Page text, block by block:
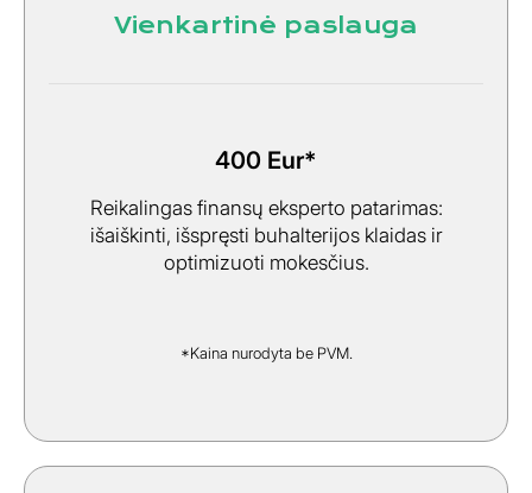
Vienkartinė paslauga
400 Eur*
Reikalingas finansų eksperto patarimas:
išaiškinti, išspręsti buhalterijos klaidas ir
optimizuoti mokesčius.
*Kaina nurodyta be PVM.